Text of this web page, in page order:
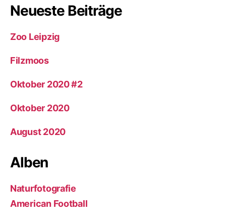
Neueste Beiträge
Zoo Leipzig
Filzmoos
Oktober 2020 #2
Oktober 2020
August 2020
Alben
Naturfotografie
American Football